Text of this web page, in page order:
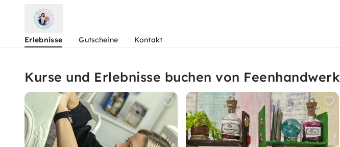
Erlebnisse Gutscheine Kontakt
Kurse und Erlebnisse buchen von Feenhandwerk